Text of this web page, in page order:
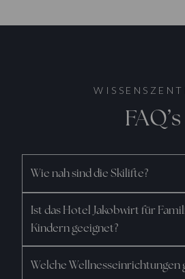
FAQ’s
Wie nah sind die Skilifte?
Ist das Hotel Jakobwirt für
Kindern geeignet?
Welche Wellnesseinrichtungen